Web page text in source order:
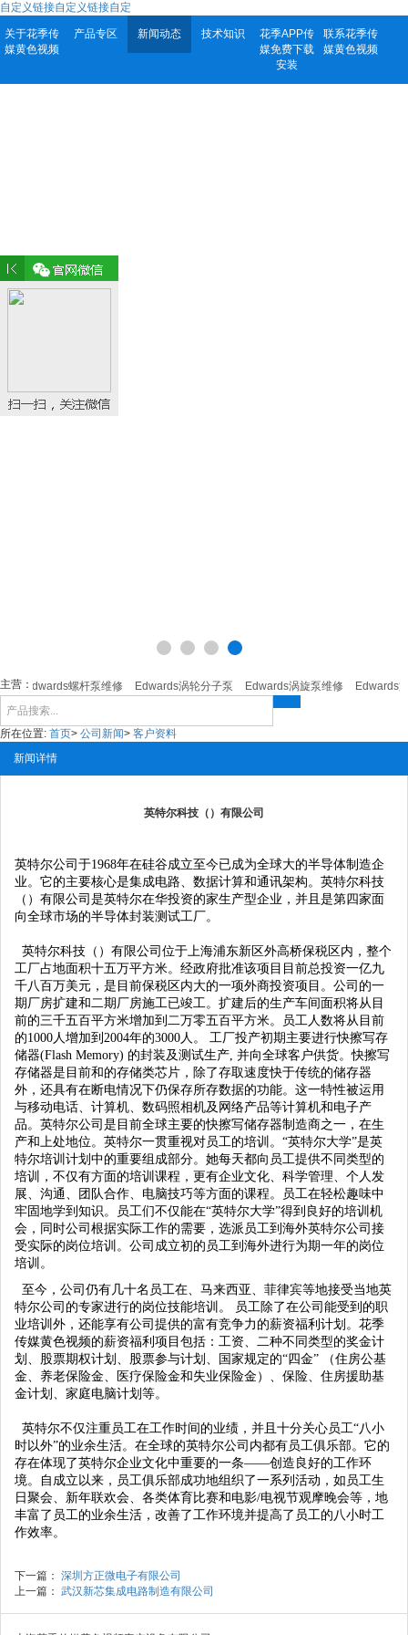
自定义链接自定义链接自定
关于花季传
媒黄色视频
产品专区 新闻动态 技术知识
花季APP传
媒免费下载
安装
联系花季传
媒黄色视频
主营：Edwards螺杆泵维修 Edwards涡轮分子泵 Edwards涡旋泵维修 Edwards旋
所在位置: 首页> 公司新闻> 客户资料
新闻详情
英特尔科技（）有限公司
英特尔公司于1968年在硅谷成立至今已成为全球大的半导体制造企
业。它的主要核心是集成电路、数据计算和通讯架构。英特尔科技
（）有限公司是英特尔在华投资的家生产型企业，并且是第四家面
向全球市场的半导体封装测试工厂。
英特尔科技（）有限公司位于上海浦东新区外高桥保税区内，整个
工厂占地面积十五万平方米。经政府批准该项目目前总投资一亿九
千八百万美元，是目前保税区内大的一项外商投资项目。公司的一
期厂房扩建和二期厂房施工已竣工。扩建后的生产车间面积将从目
前的三千五百平方米增加到二万零五百平方米。员工人数将从目前
的1000人增加到2004年的3000人。 工厂投产初期主要进行快擦写存
储器(Flash Memory) 的封装及测试生产, 并向全球客户供货。快擦写
存储器是目前和的存储类芯片，除了存取速度快于传统的储存器
外，还具有在断电情况下仍保存所存数据的功能。这一特性被运用
与移动电话、计算机、数码照相机及网络产品等计算机和电子产
品。英特尔公司是目前全球主要的快擦写储存器制造商之一，在生
产和上处地位。英特尔一贯重视对员工的培训。“英特尔大学”是英
特尔培训计划中的重要组成部分。她每天都向员工提供不同类型的
培训，不仅有方面的培训课程，更有企业文化、科学管理、个人发
展、沟通、团队合作、电脑技巧等方面的课程。员工在轻松趣味中
牢固地学到知识。员工们不仅能在“英特尔大学”得到良好的培训机
会，同时公司根据实际工作的需要，选派员工到海外英特尔公司接
受实际的岗位培训。公司成立初的员工到海外进行为期一年的岗位
培训。
至今，公司仍有几十名员工在、马来西亚、菲律宾等地接受当地英
特尔公司的专家进行的岗位技能培训。
员工除了在公司能受到的职
业培训外，还能享有公司提供的富有竞争力的薪资福利计划。花季
传媒黄色视频的薪资福利项目包括：工资、二种不同类型的奖金计
划、股票期权计划、股票参与计划、国家规定的“四金” （住房公基
金、养老保险金、医疗保险金和失业保险金）、保险、住房援助基
金计划、家庭电脑计划等。
英特尔不仅注重员工在工作时间的业绩，并且十分关心员工“八小
时以外”的业余生活。在全球的英特尔公司内都有员工俱乐部。它的
存在体现了英特尔企业文化中重要的一条——创造良好的工作环
境。自成立以来，员工俱乐部成功地组织了一系列活动，如员工生
日聚会、新年联欢会、各类体育比赛和电影/电视节观摩晚会等，地
丰富了员工的业余生活，改善了工作环境并提高了员工的八小时工
作效率。
下一篇： 深圳方正微电子有限公司
上一篇： 武汉新芯集成电路制造有限公司